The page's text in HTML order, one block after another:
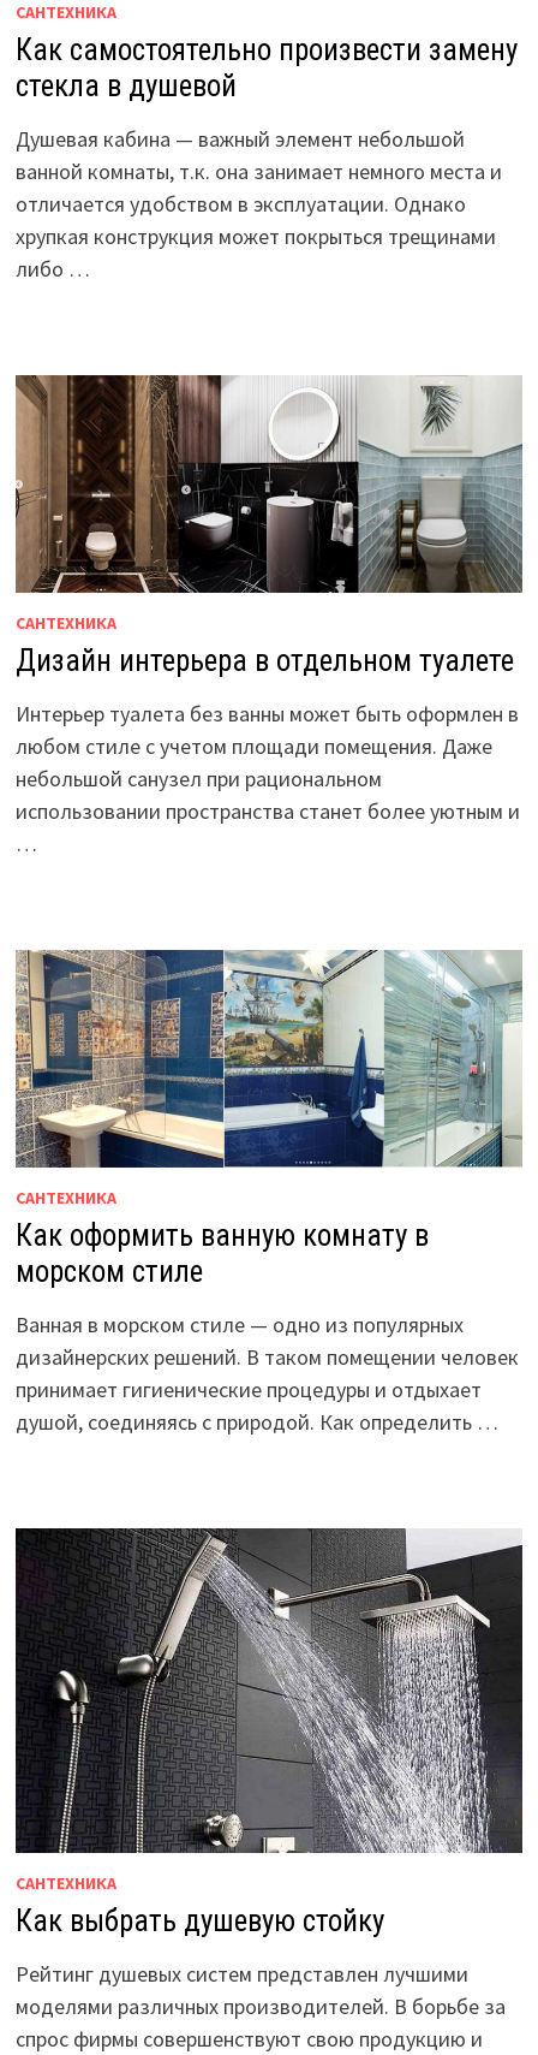
САНТЕХНИКА
Как самостоятельно произвести замену
стекла в душевой
Душевая кабина — важный элемент небольшой
ванной комнаты, т.к. она занимает немного места и
отличается удобством в эксплуатации. Однако
хрупкая конструкция может покрыться трещинами
либо …
САНТЕХНИКА
Дизайн интерьера в отдельном туалете
Интерьер туалета без ванны может быть оформлен в
любом стиле с учетом площади помещения. Даже
небольшой санузел при рациональном
использовании пространства станет более уютным и
…
САНТЕХНИКА
Как оформить ванную комнату в
морском стиле
Ванная в морском стиле — одно из популярных
дизайнерских решений. В таком помещении человек
принимает гигиенические процедуры и отдыхает
душой, соединяясь с природой. Как определить …
САНТЕХНИКА
Как выбрать душевую стойку
Рейтинг душевых систем представлен лучшими
моделями различных производителей. В борьбе за
спрос фирмы совершенствуют свою продукцию и